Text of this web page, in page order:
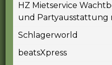
HZ Mietservice
und Partyausstattung
Schlagerworld
beatsXpress